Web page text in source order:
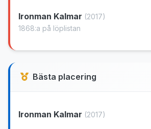
Ironman Kalmar (2017)
1868:a på löplistan
Bästa placering
Ironman Kalmar (2017)